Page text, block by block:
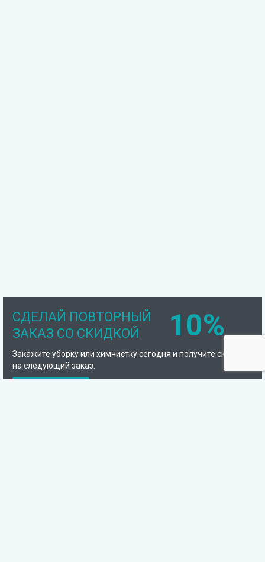
СДЕЛАЙ ПОВТОРНЫЙ
ЗАКАЗ СО СКИДКОЙ
10%
Закажите уборку или химчистку сегодня и получите скидку
на следующий заказ.